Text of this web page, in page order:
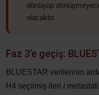
dönüşüp
olacaktır.
Faz 3’e geçiş:
BLUESTAR verilerinin
H4 seçilmiş ileri /